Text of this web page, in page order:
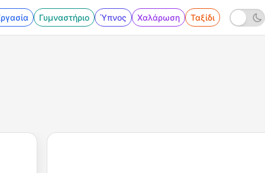
Γυμναστήριο Ύπνος Χαλάρωση Ταξίδι